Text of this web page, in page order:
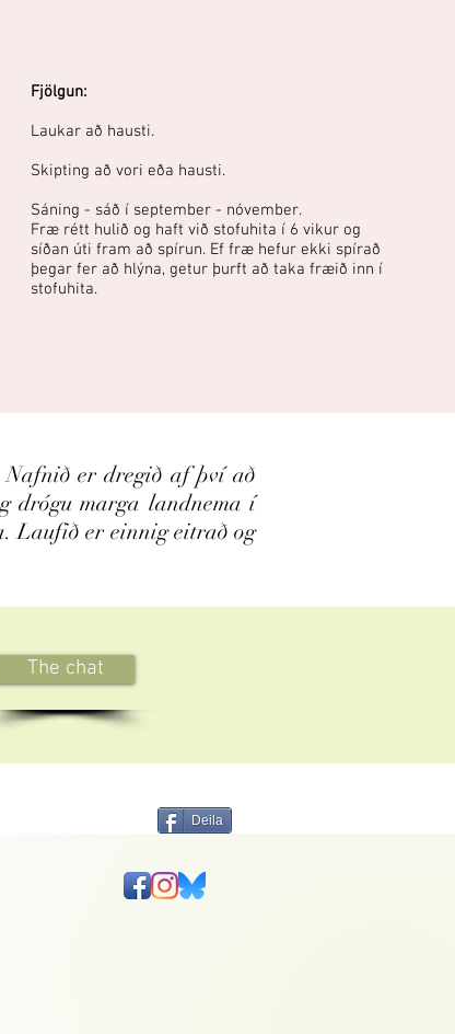
Fjölgun:
Laukar að hausti.
Skipting að vori eða hausti.
Sáning - sáð í september - nóvember.
Fræ rétt hulið og haft við stofuhita í 6 vikur og
síðan úti fram að spírun. Ef fræ hefur ekki spírað
þegar fer að hlýna, getur þurft að taka fræið inn í
stofuhita.
er dregið af því að
drógu marga landnema í
Laufið er einnig eitrað og
The chat
Deila